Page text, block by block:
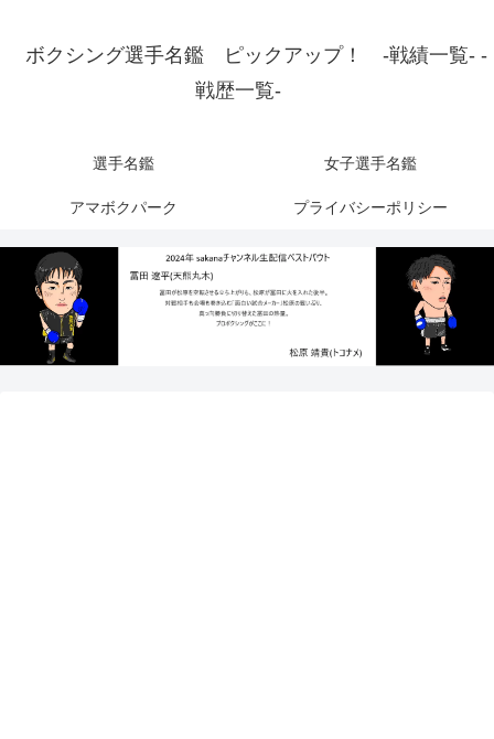
ボクシング選手名鑑 ピックアップ！ -戦績一覧- -
戦歴一覧-
選手名鑑 女子選手名鑑
アマボクパーク プライバシーポリシー